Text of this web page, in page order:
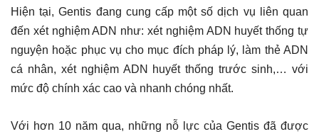
Hiện tại, Gentis đang cung cấp một số dịch vụ liên quan
đến xét nghiệm ADN như: xét nghiệm ADN huyết thống tự
nguyện hoặc phục vụ cho mục đích pháp lý, làm thẻ ADN
cá nhân, xét nghiệm ADN huyết thống trước sinh,… với
mức độ chính xác cao và nhanh chóng nhất.
Với hơn 10 năm qua, những nỗ lực của Gentis đã được